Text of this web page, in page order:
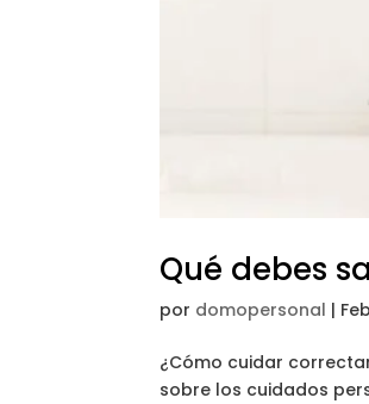
Qué debes
por domopersonal |
¿Cómo cuidar
sobre los cuidados